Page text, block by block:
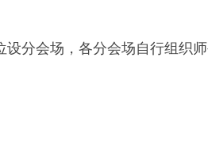
分会场，各分会场自行组织